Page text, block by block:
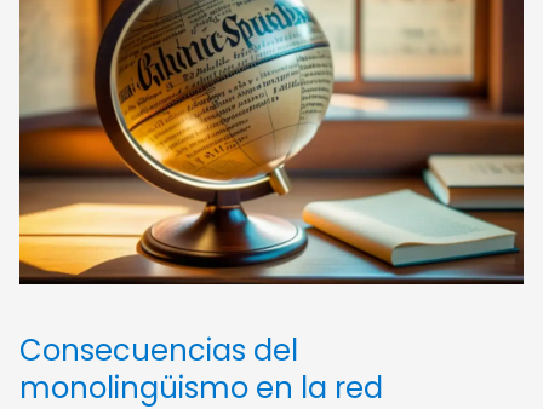
Consecuencias del
monolingüismo en la red